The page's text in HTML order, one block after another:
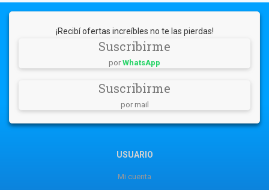
¡Recibí ofertas increíbles no te las pierdas!
Suscribirme
por WhatsApp
Suscribirme
por mail
USUARIO
Mi cuenta